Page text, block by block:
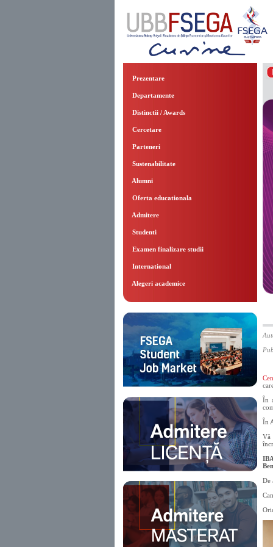
Prezentare
Departamente
Distinctii / Awards
Cercetare
Parteneri
Sustenabilitate
Alumni
Oferta educationala
Admitere
Studenti
Examen finalizare studii
International
Alegeri academice
În
În
Vă
De